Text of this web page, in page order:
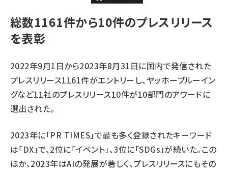
総数1161件から10件のプレスリリース
を表彰
2022年9月1日から2023年8月31日に国内で発信された
プレスリリース1161件がエントリーし、ヤッホーブルーイン
グなど11社のプレスリリース10件が10部門のアワードに
選出された。
2023年に「PR TIMES」で最も多く登録されたキーワード
は「DX」で、2位に「イベント」、3位に「SDGs」が続いた。この
ほか、2023年はAIの発展が著しく、プレスリリースにもその